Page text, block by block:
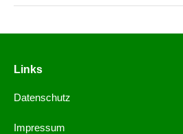
Links
Datenschutz
Impressum